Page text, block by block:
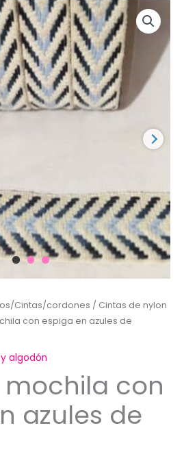
Cintas/cordones / Cintas de nylon
con espiga en azules de
algodón
con
azules de